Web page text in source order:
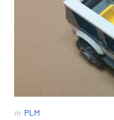
in PLM